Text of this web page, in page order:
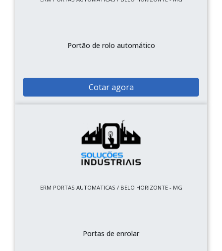
Portão de rolo automático
Cotar agora
ERM PORTAS AUTOMATICAS / BELO HORIZONTE - MG
Portas de enrolar